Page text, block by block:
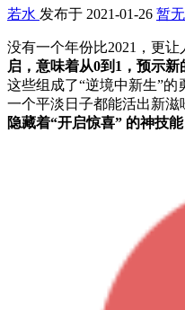
若水 发布于 2021-01-26 暂
没有一个年份比2021，更让
启，意味着从0到1， 预示新
这些组成了“逆境中新生”
一个平淡日子都能活出新滋
隐藏着“开启惊喜” 的神技能